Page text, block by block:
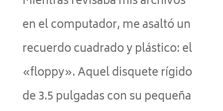
en el computador, me asaltó un
recuerdo cuadrado y plástico: el
«floppy». Aquel disquete rígido
de 3.5 pulgadas con su pequeña